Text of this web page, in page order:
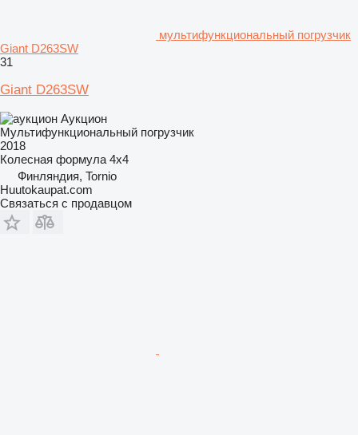
мультифункциональный погрузчик
Giant D263SW
31
Giant D263SW
Аукцион
Мультифункциональный погрузчик
2018
Колесная формула 4x4
Финляндия, Tornio
Huutokaupat.com
Связаться с продавцом